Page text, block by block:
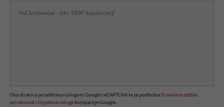
Ova stranica je zaštićena uslugom Google reCAPTCHA te je podložna Pravilima zaštite
privatnosti i Uvjetima usluge kompanije Google.